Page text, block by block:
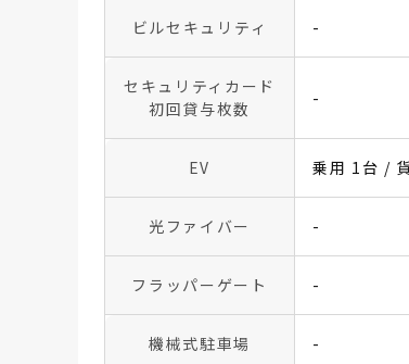
ビルセキュリティ -
セキュリティカード
初回貸与枚数
-
EV 乗用 1台 /
光ファイバー -
フラッパーゲート -
機械式駐車場 -